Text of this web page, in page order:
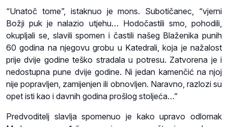
“Unatoč tome”, istaknuo je mons. Subotičanec, “vjerni
Božji puk je nalazio utjehu… Hodočastili smo, pohodili,
okupljali se, slavili spomen i častili našeg Blaženika punih
60 godina na njegovu grobu u Katedrali, koja je nažalost
prije dvije godine teško stradala u potresu. Zatvorena je i
nedostupna pune dvije godine. Ni jedan kamenčić na njoj
nije popravljen, zamijenjen ili obnovljen. Naravno, razlozi su
opet isti kao i davnih godina prošlog stoljeća…”
Predvoditelj slavlja spomenuo je kako upravo odlomak